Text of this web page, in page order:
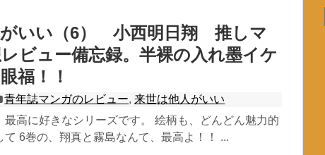
がいい（6） 小西明日翔 推しマ
ビュー備忘録。半裸の入れ墨イケ
福！！
青年誌マンガのレビュー,来世は他人がいい
最高に好きなシリーズです。 絵柄も、どんどん魅力的
て 6巻の、翔真と霧島なんて、最高よ！！ ...